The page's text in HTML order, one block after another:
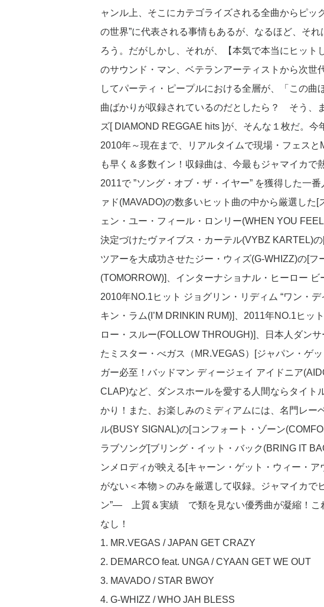
ャンル上、そこにカテゴライズされる全曲からピッ
の世界”に代表される事情もあるが、なるほど、そ
ろう。だがしかし、それが、【本気で本当にヒッ
のサウンド・マン、ベテランアーティストから次
してパーティ・ピープルにおける全層が、「この
曲ばかりが収録されているのだとしたら？ そう、
ズ[ DIAMOND REGGAE hits ]が、そんな１枚だ。今
2010年～現在まで、リアルタイムで現場・フェス
も早く＆多数イン！収録曲は、今最もジャマイカ
2011で ”ソング・オブ・ザ・イヤー” を獲得した一
ァド(MAVADO)の数多いヒット曲の中から厳選した
ェン・ユー・フィール・ロンリー(WHEN YOU
決定づけたヴァイブス・カーテル(VYBZ KARTEL)
ツアーを大成功させたジー・ウィズ(G-WHIZZ)の[
(TOMORROW)]、インターナショナル・ヒーロー
2010年NO.1ヒット ジョグリン・リディム “ワン・
キン・ラム(I’M DRINKIN RUM)]、2011年NO.1ヒッ
ロー・スルー(FOLLOW THROUGH)]、日本人ダン
たミスター・べガス（MR.VEGAS）[ジャパン・ゲ
ガー必至！バッドマン ディージェイ アイドニア
CLAP)など、ダンスホールを愛する人間ならタイ
かり！また、お楽しみのミディアムには、名門レ
ル(BUSY SIGNAL)の[コンフォート・ゾーン
ラブソング[ブリング・イット・バック(BRING IT
ンメロディが映える[キャーン・ゲット・ウィー・
がない＜本物＞のみを厳選して収録。ジャマイカで
ン”― 上質＆実績 で類を見ない優秀曲が凝縮！こ
なし！
1. MR.VEGAS / JAPAN GET CRAZY
2. DEMARCO feat. UNGA / CYAAN GET WE OUT
3. MAVADO / STAR BWOY
4. G-WHIZZ / WHO JAH BLESS